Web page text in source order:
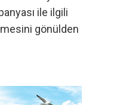
ile ilgili
gönülden